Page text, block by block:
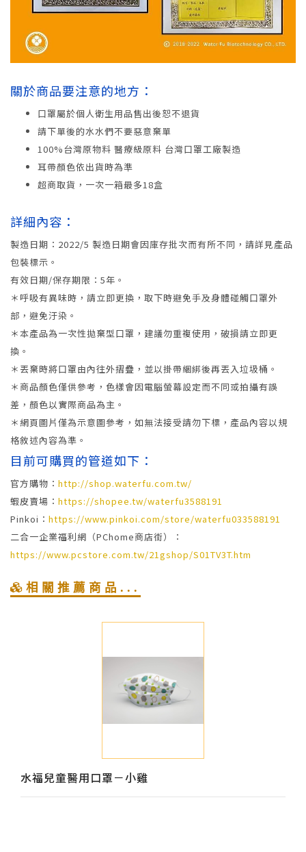
關於商品要注意的地方：
口罩屬於個人衛生用品售出後恕不退貨
請下單後的水水們不要惡意棄單
100%台灣原物料 醫療級原料 台灣口罩工廠製造
耳帶顏色依出貨時為準
超商取貨，一次一箱最多18盒
詳細內容：
製造日期：2022/5 製造日期會因庫存批次而有所不同，請詳見產品
包裝標示。
有效日期/保存期限：5年。
＊呼吸有異味時，請立即更換，取下時避免手及身體碰觸口罩外
部，避免汙染。
＊本產品為一次性拋棄型口罩，建議勿重複使用，破損請立即更
換。
＊丟棄時將口罩由內往外摺疊，並以掛帶綑綁後再丟入垃圾桶。
＊商品顏色僅供參考，色樣會因電腦螢幕設定而不同或拍攝有誤
差，顏色以實際商品為主。
＊網頁圖片僅為示意圖參考，如無法接受請勿下標，產品內容以規
格敘述內容為準。
目前可購買的管道如下：
官方購物： http://shop.waterfu.com.tw/
蝦皮賣場： https://shopee.tw/waterfu3588191
Pinkoi： https://www.pinkoi.com/store/waterfu033588191
二合一企業福利網（PChome商店街）：
https://www.pcstore.com.tw/21gshop/S01TV3T.htm
相關推薦商品...
水福兒童醫用口罩－小雞